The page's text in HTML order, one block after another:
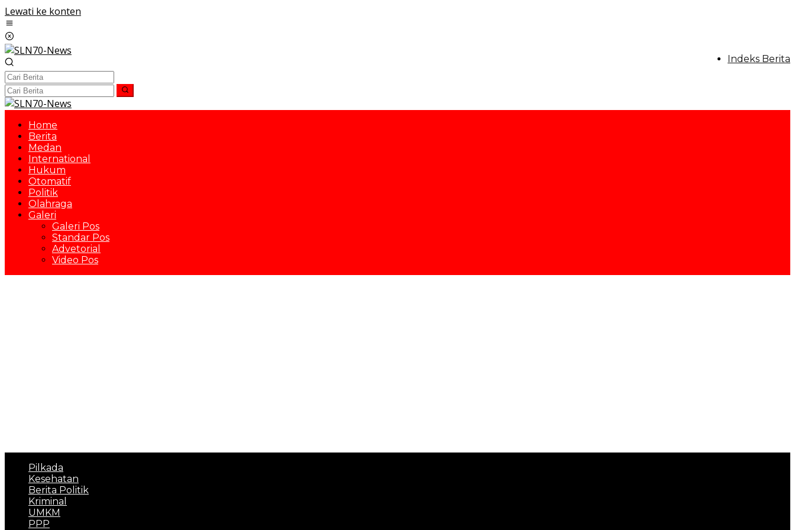
Lewati ke konten
Indeks Berita
Home
Berita
Medan
International
Hukum
Otomatif
Politik
Olahraga
Galeri
Galeri Pos
Standar Pos
Advetorial
Video Pos
Pilkada
Kesehatan
Berita Politik
Kriminal
UMKM
PPP